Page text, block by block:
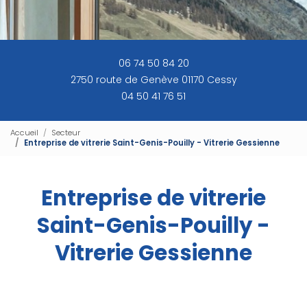
06 74 50 84 20
2750 route de Genève 01170 Cessy
04 50 41 76 51
Accueil
Secteur
Entreprise de vitrerie Saint-Genis-Pouilly - Vitrerie Gessienne
Entreprise de vitrerie
Saint-Genis-Pouilly -
Vitrerie Gessienne